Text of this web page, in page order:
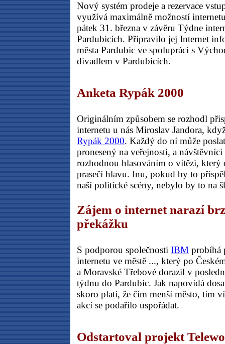
Nový systém prodeje a rezervace
využívá maximálně možností
pátek 31. března v závěru Týdne
Pardubicích. Připravilo jej Internet
města Pardubic ve spolupráci s
divadlem v Pardubicích.
Anketa Rypák 2000
Originálním způsobem se rozhodl
internetu u nás Miroslav Jandora,
Rypák 2000. Každý do ní může
pronesený na veřejnosti, a návštěvníci
rozhodnou hlasováním o vítězi, který
prasečí hlavu. Inu, pokud by to
naší politické scény, nebylo by to na
Zájem o internet narazí
překážku
S podporou společnosti IBM probíhá
internetu ve městě ..., který po
a Moravské Třebové dorazil v
týdnu do Pardubic. Jak napovídá
skoro platí, že čím menší město, tím
akcí se podařilo uspořádat.
Odstartoval projekt